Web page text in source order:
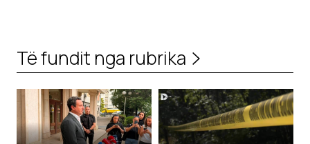
Të fundit nga rubrika